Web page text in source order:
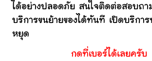
ได้อย่างปลอดภัย สนใจติดต่อสอบถา
บริการขนย้ายของได้ทันที เปิดบริกา
หยุด
กดที่เบอร์ได้เลยครับ